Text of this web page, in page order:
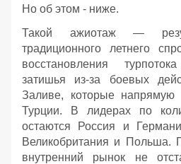
Но об этом - ниже.
Такой ажиотаж —
традиционного летнего
восстановления
затишья из-за боевых
Заливе, которые напрямую
Турции. В лидерах по
остаются Россия и
Великобритания и Польша.
внутренний рынок не